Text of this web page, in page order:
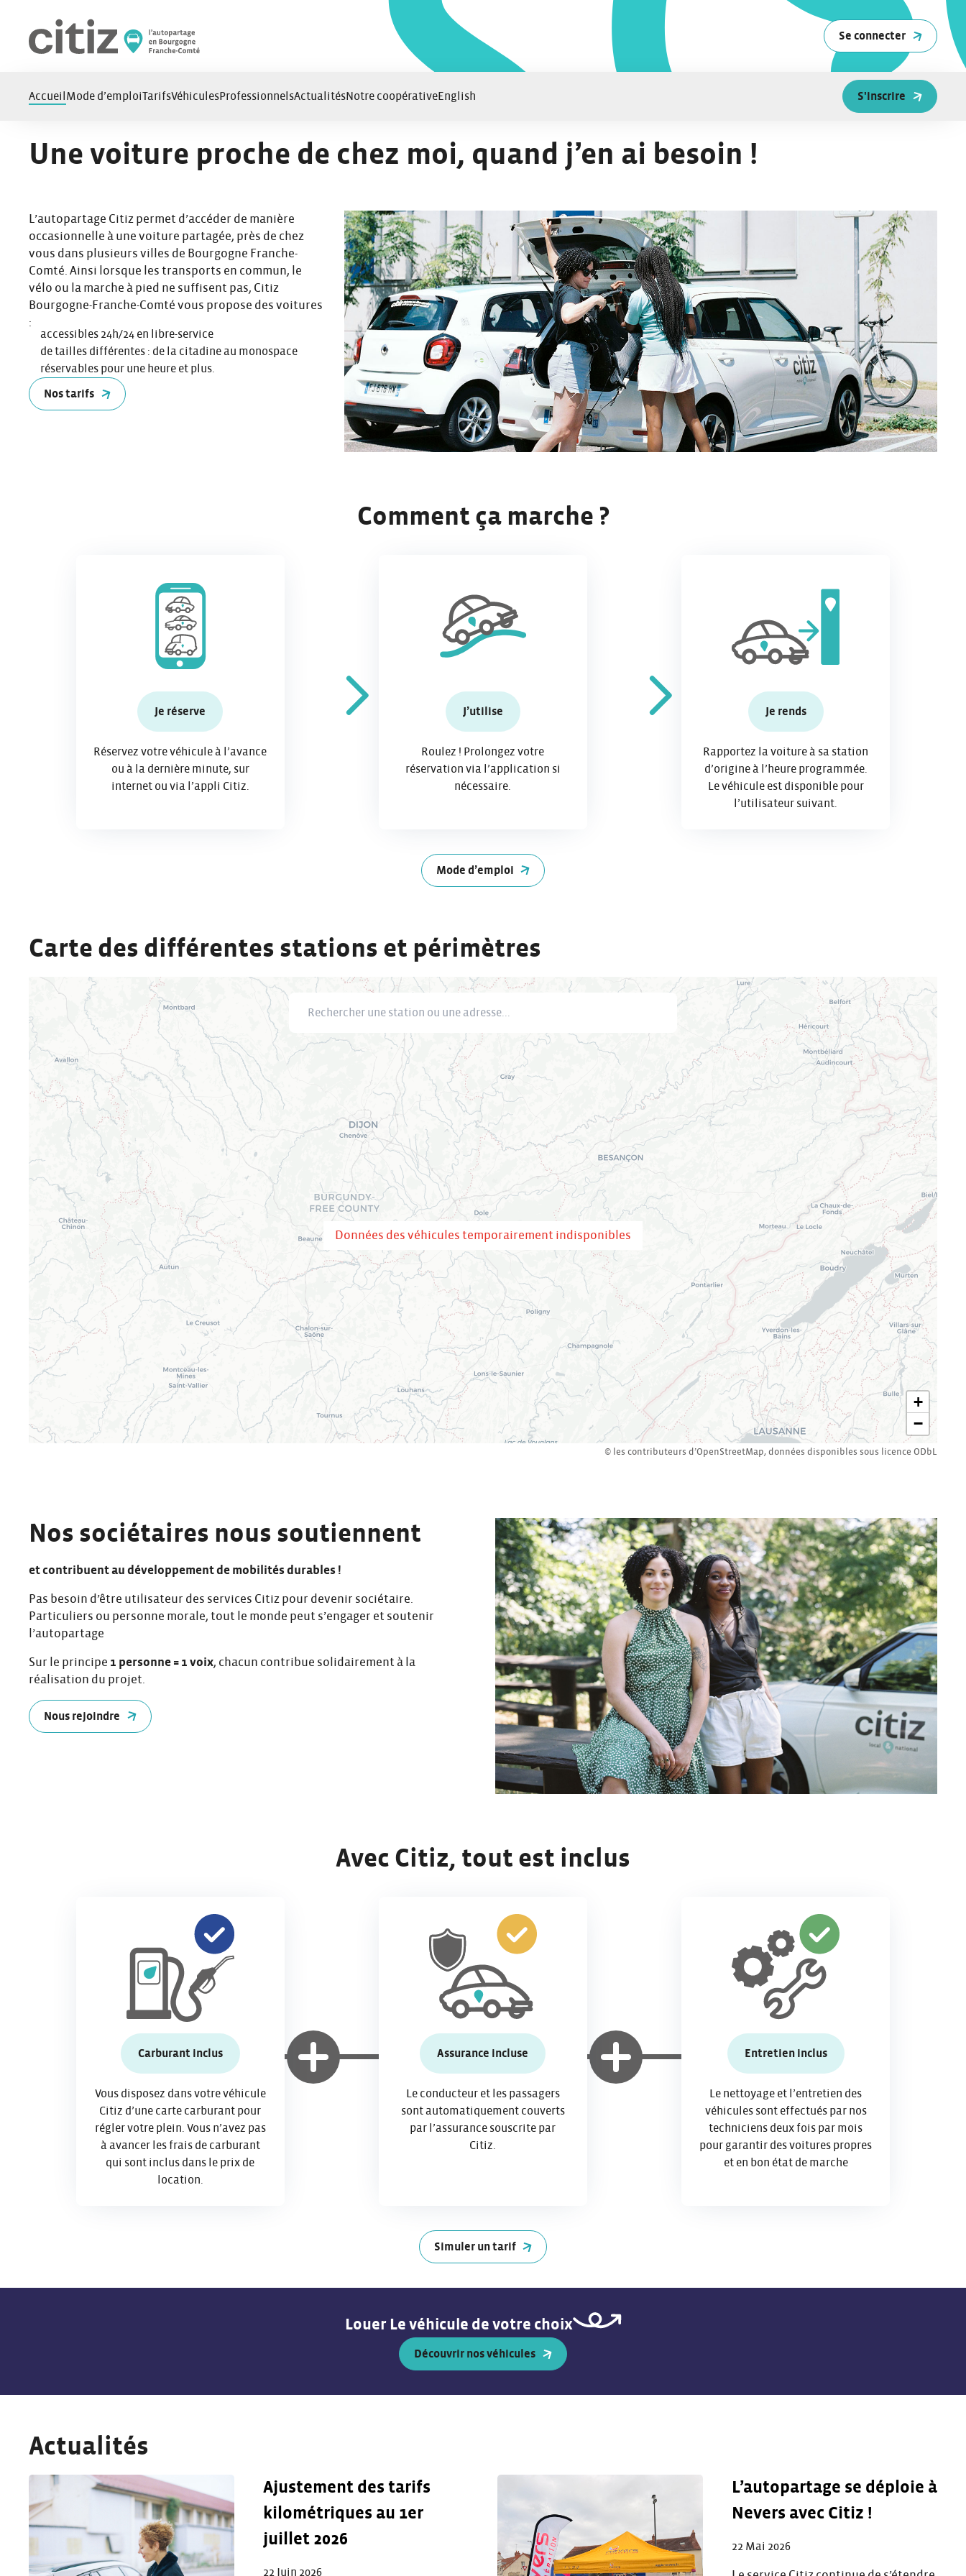
Se connecter
Accueil Mode d’emploiTarifsVéhiculesProfessionnelsActualitésNotre coopérativeEnglish S'inscrire
Une voiture proche de chez moi, quand j’en ai besoin !
L’autopartage Citiz permet d’accéder de manière
occasionnelle à une voiture partagée, près de chez
vous dans plusieurs villes de Bourgogne Franche-
Comté. Ainsi lorsque les transports en commun, le
vélo ou la marche à pied ne suffisent pas, Citiz
Bourgogne-Franche-Comté vous propose des voitures
:
accessibles 24h/24 en libre-service
de tailles différentes : de la citadine au monospace
réservables pour une heure et plus.
Nos tarifs
Comment ça marche ?
Je réserve
Réservez votre véhicule à l’avance
ou à la dernière minute, sur
internet ou via l’appli Citiz.
J’utilise
Roulez ! Prolongez votre
réservation via l’application si
nécessaire.
Je rends
Rapportez la voiture à sa station
d’origine à l’heure programmée.
Le véhicule est disponible pour
l’utilisateur suivant.
Mode d’emploi
Carte des différentes stations et périmètres
Rechercher une station ou une adresse
+
−
Données des véhicules temporairement indisponibles
© les contributeurs d’OpenStreetMap, données disponibles sous licence ODbL
Nos sociétaires nous soutiennent
et contribuent au développement de mobilités durables !
Pas besoin d’être utilisateur des services Citiz pour devenir sociétaire.
Particuliers ou personne morale, tout le monde peut s’engager et soutenir
l’autopartage
Sur le principe 1 personne = 1 voix, chacun contribue solidairement à la
réalisation du projet.
Nous rejoindre
Avec Citiz, tout est inclus
Carburant inclus
Vous disposez dans votre véhicule
Citiz d’une carte carburant pour
régler votre plein. Vous n’avez pas
à avancer les frais de carburant
qui sont inclus dans le prix de
location.
Assurance incluse
Le conducteur et les passagers
sont automatiquement couverts
par l’assurance souscrite par
Citiz.
Entretien inclus
Le nettoyage et l’entretien des
véhicules sont effectués par nos
techniciens deux fois par mois
pour garantir des voitures propres
et en bon état de marche
Simuler un tarif
Louer Le véhicule de votre choix
Découvrir nos véhicules
Actualités
Ajustement des tarifs
kilométriques au 1er
juillet 2026
22 Juin 2026
L’autopartage se déploie à
Nevers avec Citiz !
22 Mai 2026